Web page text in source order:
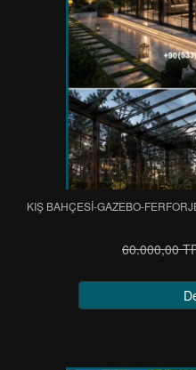
KIŞ BAHÇESİ-GAZEBO-
60.000,00